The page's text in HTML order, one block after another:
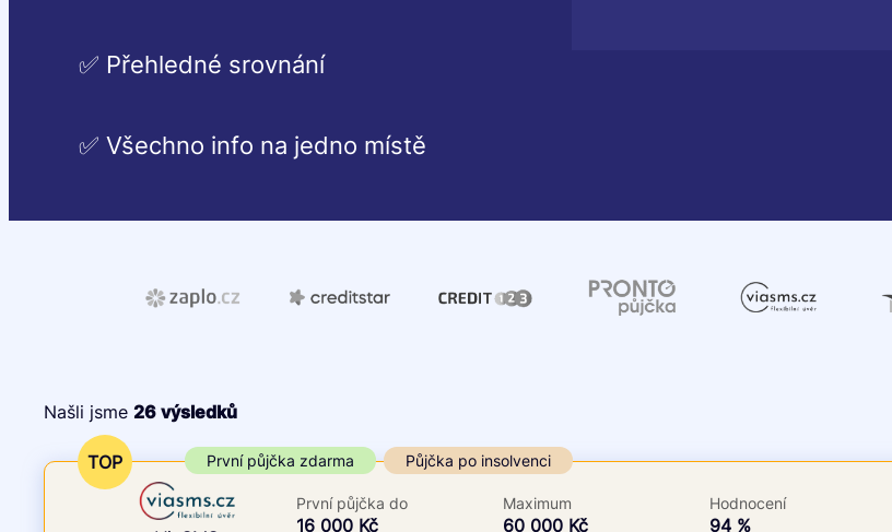
✅ Přehledné srovnání
✅ Všechno info na jedno místě
Cena
Od
Do
První půjčka zdarma
ano
Našli jsme 26 výsledků
TOP První půjčka zdarma Půjčka po insolvenci
První půjčka do
16 000 Kč
Maximum
60 000 Kč
Hodnocení
94 %